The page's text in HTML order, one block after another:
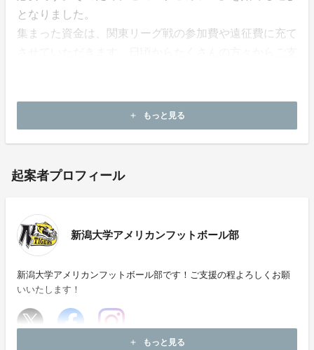
となりました。
集まった資金は、関東リーグ戦の参加費や遠征費に充て
同、一戦必勝に向けて全力で練習に励んでまいります！
add もっと見る
起案者プロフィール
新潟大学アメリカンフットボール部
新潟大学アメリカンフットボール部です！ご支援の程よろしくお願
いいたします！
add もっと見る